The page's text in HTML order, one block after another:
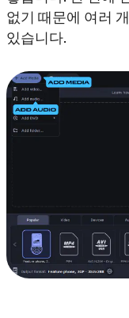
없기 때문에 여러
있습니다.